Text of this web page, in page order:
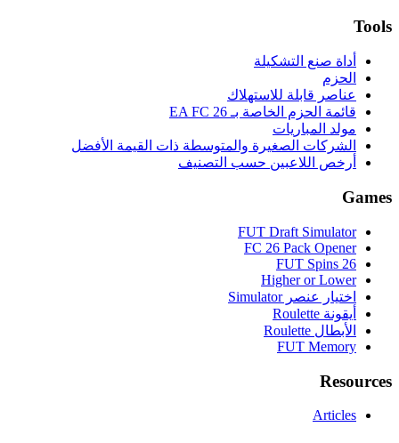
Tools
أداة صنع التشكيلة
الحزم
عناصر قابلة للاستهلاك
قائمة الحزم الخاصة بـ EA FC 26
مولد المباريات
الشركات الصغيرة والمتوسطة ذات القيمة الأفضل
أرخص اللاعبين حسب التصنيف
Games
FUT Draft Simulator
FC 26 Pack Opener
FUT Spins 26
Higher or Lower
اختيار عنصر Simulator
أيقونة Roulette
الأبطال Roulette
FUT Memory
Resources
Articles